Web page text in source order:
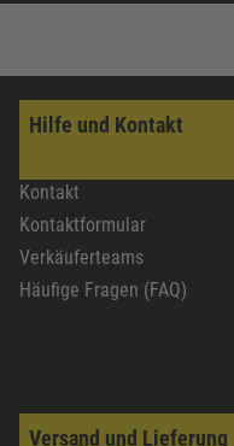
Hilfe und Kontakt
Kontakt
Kontaktformular
Verkäuferteams
Häufige Fragen (FAQ)
Versand und Lieferung